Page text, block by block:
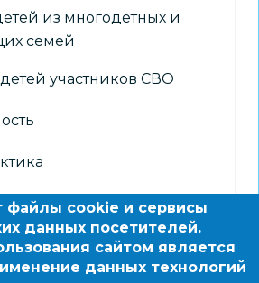
из многодетных и
семей
участников СВО
образования
питание
файлы cookie и сервисы
данных посетителей.
сайтом является
данных технологий